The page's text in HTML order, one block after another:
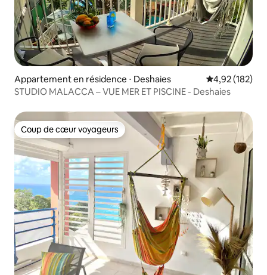
Appartement en résidence ⋅ Deshaies Évaluation
4,92 (182)
STUDIO MALACCA – VUE MER ET PISCINE - Deshaies
Coup de cœur voyageurs
Coup de cœur voyageurs